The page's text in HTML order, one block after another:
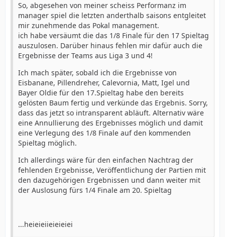
So, abgesehen von meiner scheiss Performanz im
manager spiel die letzten anderthalb saisons entgleitet
mir zunehmende das Pokal management.
ich habe versäumt die das 1/8 Finale für den 17 Spieltag
auszulosen. Darüber hinaus fehlen mir dafür auch die
Ergebnisse der Teams aus Liga 3 und 4!
Ich mach später, sobald ich die Ergebnisse von
Eisbanane, Pillendreher, Calevornia, Matt, Igel und
Bayer Oldie für den 17.Spieltag habe den bereits
gelösten Baum fertig und verkünde das Ergebnis. Sorry,
dass das jetzt so intransparent abläuft. Alternativ wäre
eine Annullierung des Ergebnisses möglich und damit
eine Verlegung des 1/8 Finale auf den kommenden
Spieltag möglich.
Ich allerdings wäre für den einfachen Nachtrag der
fehlenden Ergebnisse, Veröffentlichung der Partien mit
den dazugehörigen Ergebnissen und dann weiter mit
der Auslosung fürs 1/4 Finale am 20. Spieltag
...heieieiieieieiei